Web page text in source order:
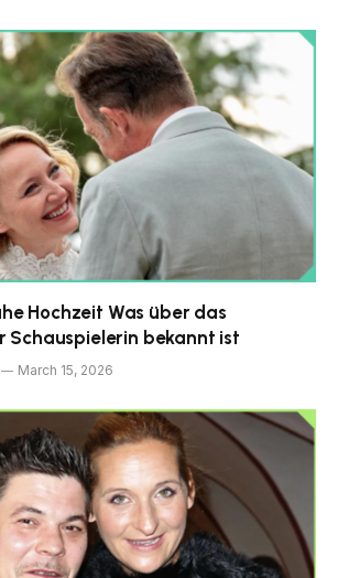
Hochzeit Was über das
Schauspielerin bekannt ist
March 15, 2026